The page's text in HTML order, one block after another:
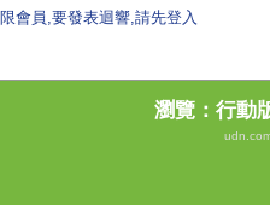
限會員,要發表迴響,請先登入
瀏覽： 行動